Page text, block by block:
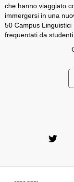
che hanno viaggiato
immergersi in una
50 Campus Linguistici
frequentati da